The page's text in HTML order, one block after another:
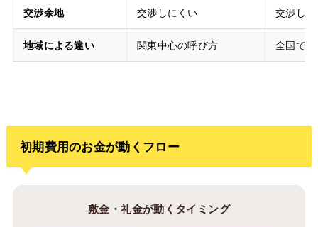
交渉余地 交渉しにくい 交渉し
地域による違い 関東中心の呼び方 全国で
初期費用のお金が動くフロー
敷金・礼金が動くタイミング